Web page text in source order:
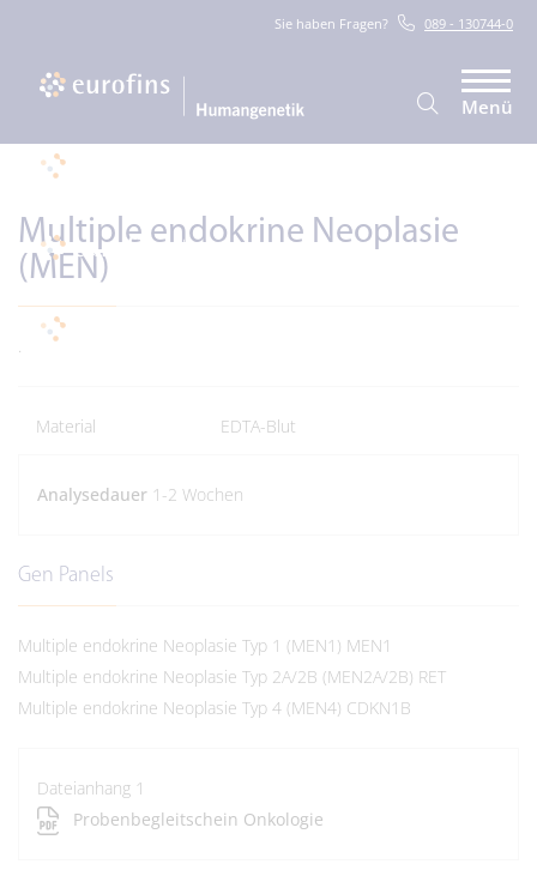
Sie haben Fragen? 089 - 130744-0
Menü
Multiple endokrine Neoplasie
(MEN)
.
Material EDTA-Blut
Analysedauer 1-2 Wochen
Gen Panels
Multiple endokrine Neoplasie Typ 1 (MEN1) MEN1
Multiple endokrine Neoplasie Typ 2A/2B (MEN2A/2B) RET
Multiple endokrine Neoplasie Typ 4 (MEN4) CDKN1B
Dateianhang 1
Probenbegleitschein Onkologie